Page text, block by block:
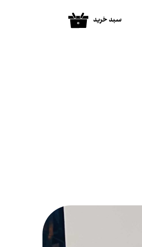
۰ سبد خرید